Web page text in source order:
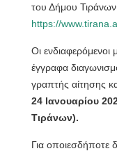
του Δήμου
https://
Οι
έγγραφα
γραπτής αίτησης
24 Ιανουαρίου
Τιράνων).
Για οποιεσδήποτε